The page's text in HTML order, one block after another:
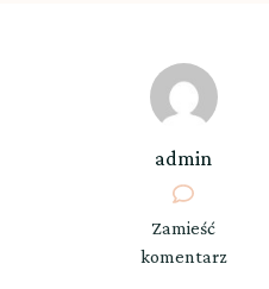
admin
Zamieść
komentarz
we
wpisie